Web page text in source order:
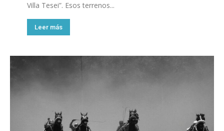
Villa Tesei”. Esos terrenos...
Leer más